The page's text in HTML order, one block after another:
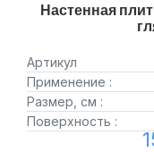
Настенная
Артикул
Применение :
Размер, см :
Поверхность :